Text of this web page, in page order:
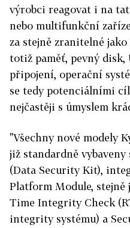
výrobci reagovat i na
nebo multifunkční
za stejně zranitelné
totiž paměť, pevný disk,
připojení, operační
se tedy potenciálními
nejčastěji s úmyslem
"Všechny nové modely
již standardně
(Data Security Kit),
Platform Module, stejně
Time Integrity Check
integrity systému) a